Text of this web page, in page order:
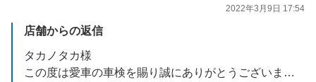
2022年3月9日 17:54
店舗からの返信
タカノタカ様
この度は愛車の車検を賜り誠にありがとうございました。